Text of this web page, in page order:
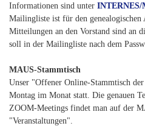
Informationen sind unter INTERNES/
Mailingliste ist für den genealogischen
Mitteilungen an den Vorstand sind an
soll in der Mailingliste nach dem
MAUS-Stammtisch
Unser "Offener Online-Stammtisch
Montag im Monat statt. Die genauen
ZOOM-Meetings findet man auf der
"Veranstaltungen".